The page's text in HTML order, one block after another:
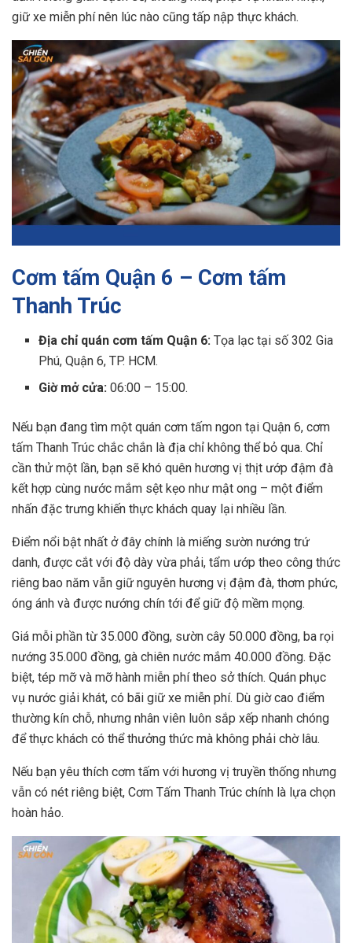
giữ xe miễn phí nên lúc nào cũng tấp nập thực khách.
Cơm tấm Quận 6 – Cơm tấm
Thanh Trúc
Địa chỉ quán cơm tấm Quận 6​:Tọa lạc tại số 302 Gia
Phú, Quận 6, TP. HCM.
Giờ mở cửa:06:00 – 15:00.
Nếu bạn đang tìm một quán cơm tấm ngon tại Quận 6, cơm
tấm Thanh Trúc chắc chắn là địa chỉ không thể bỏ qua. Chỉ
cần thử một lần, bạn sẽ khó quên hương vị thịt ướp đậm đà
kết hợp cùng nước mắm sệt kẹo như mật ong – một điểm
nhấn đặc trưng khiến thực khách quay lại nhiều lần.
Điểm nổi bật nhất ở đây chính là miếng sườn nướng trứ
danh, được cắt với độ dày vừa phải, tẩm ướp theo công thức
riêng bao năm vẫn giữ nguyên hương vị đậm đà, thơm phức,
óng ánh và được nướng chín tới để giữ độ mềm mọng.
Giá mỗi phần từ 35.000 đồng, sườn cây 50.000 đồng, ba rọi
nướng 35.000 đồng, gà chiên nước mắm 40.000 đồng. Đặc
biệt, tép mỡ và mỡ hành miễn phí theo sở thích. Quán phục
vụ nước giải khát, có bãi giữ xe miễn phí. Dù giờ cao điểm
thường kín chỗ, nhưng nhân viên luôn sắp xếp nhanh chóng
để thực khách có thể thưởng thức mà không phải chờ lâu.
Nếu bạn yêu thích cơm tấm với hương vị truyền thống nhưng
vẫn có nét riêng biệt, Cơm Tấm Thanh Trúc chính là lựa chọn
hoàn hảo.